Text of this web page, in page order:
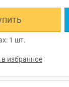
1 шт.